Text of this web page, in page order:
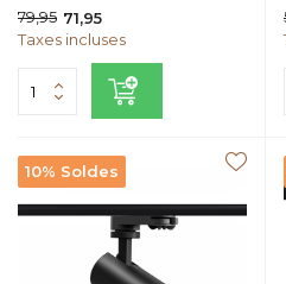
79,95 71,95
Taxes incluses
10% Soldes